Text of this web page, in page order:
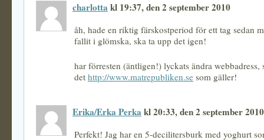
charlotta kl 19:37, den 2 september 2010
åh, hade en riktig färskostperiod för ett tag sedan
fallit i glömska, ska ta upp det igen!
har förresten (äntligen!) lyckats ändra webbadress,
det http://www.matrepubliken.se som gäller!
Erika/Erka Perka kl 20:33, den 2 september 2010
Perfekt! Jag har en 5-decilitersburk med yoghurt